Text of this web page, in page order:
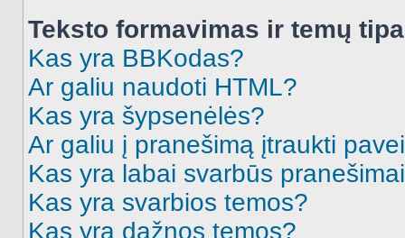
Teksto formavimas ir temų
Kas yra BBKodas?
Ar galiu naudoti HTML?
Kas yra šypsenėlės?
Ar galiu į pranešimą įtraukti
Kas yra labai svarbūs
Kas yra svarbios temos?
Kas yra dažnos temos?